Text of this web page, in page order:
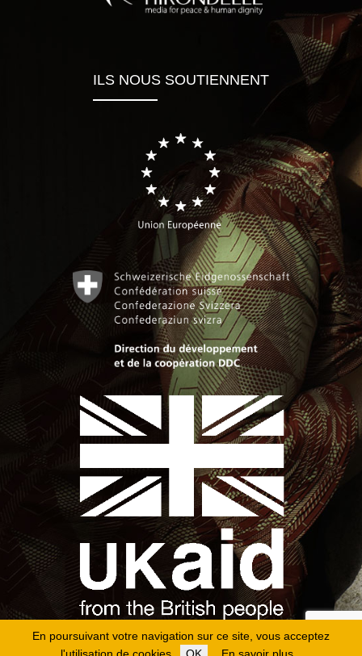
En poursuivant votre navigation sur ce site, vous acceptez
ILS NOUS SOUTIENNENT